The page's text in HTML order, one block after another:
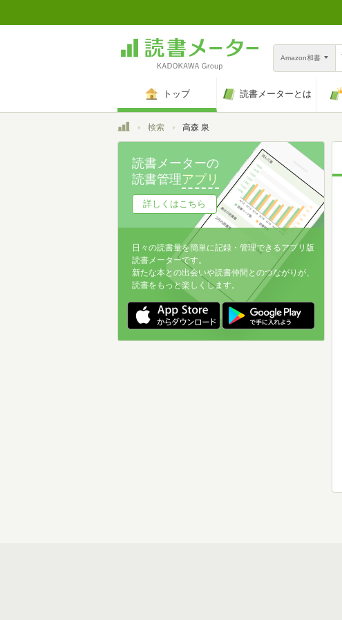
Amazon和書
トップ 読書メーターとは
トップ検索 高森 泉
読書メーターの
読書管理アプリ
詳しくはこちら
日々の読書量を簡単に記録・管理できるアプリ版
読書メーターです。
新たな本との出会いや読書仲間とのつながりが、
読書をもっと楽しくします。